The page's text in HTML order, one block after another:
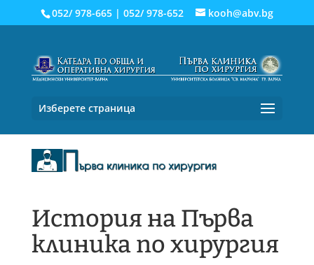
052/ 978-665| 052/ 978-652 kooh@abv.bg
Изберете страница
История на Първа
клиника по хирургия